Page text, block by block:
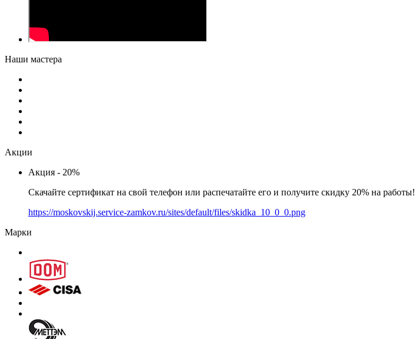
Наши мастера
Акции
Акция - 20%
Скачайте сертификат на свой телефон или распечатайте его и получите скидку 20% на работы!
https://moskovskij.service-zamkov.ru/sites/default/files/skidka_10_0_0.png
Марки